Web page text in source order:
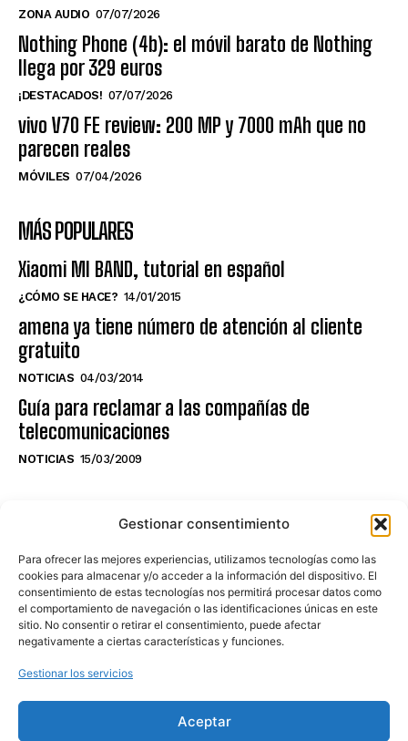
Gestionar consentimiento
Para ofrecer las mejores experiencias, utilizamos tecnologías como las
cookies para almacenar y/o acceder a la información del dispositivo. El
consentimiento de estas tecnologías nos permitirá procesar datos como
el comportamiento de navegación o las identificaciones únicas en este
sitio. No consentir o retirar el consentimiento, puede afectar
negativamente a ciertas características y funciones.
Gestionar los servicios
Aceptar
ZONA AUDIO 07/07/2026
Nothing Phone (4b): el móvil barato de Nothing
llega por 329 euros
¡DESTACADOS! 07/07/2026
vivo V70 FE review: 200 MP y 7000 mAh que no
parecen reales
MÓVILES 07/04/2026
MÁS POPULARES
Xiaomi MI BAND, tutorial en español
¿CÓMO SE HACE? 14/01/2015
amena ya tiene número de atención al cliente
gratuito
NOTICIAS 04/03/2014
Guía para reclamar a las compañías de
telecomunicaciones
NOTICIAS 15/03/2009
NO TE PIERDAS LO ÚLTIMO DEL CANAL
Haz clic en «Estoy de acuerdo» para
activar Youtube
POLÍTICA DE COOKIES